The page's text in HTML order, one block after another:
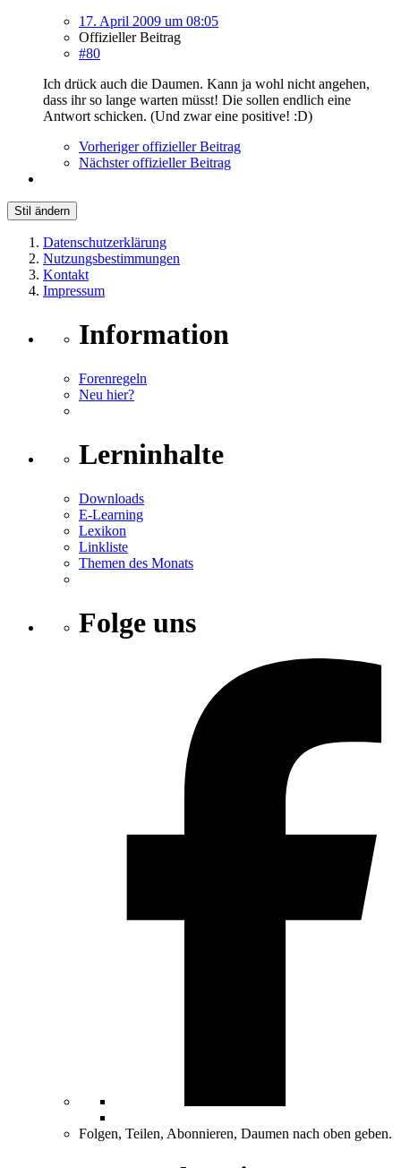
17. April 2009 um 08:05
Offizieller Beitrag
#80
Ich drück auch die Daumen. Kann ja wohl nicht angehen,
dass ihr so lange warten müsst! Die sollen endlich eine
Antwort schicken. (Und zwar eine positive! :D)
Vorheriger offizieller Beitrag
Nächster offizieller Beitrag
Stil ändern
Datenschutzerklärung
Nutzungsbestimmungen
Kontakt
Impressum
Information
Forenregeln
Neu hier?
Lerninhalte
Downloads
E-Learning
Lexikon
Linkliste
Themen des Monats
Folge uns
Folgen, Teilen, Abonnieren, Daumen nach oben geben.